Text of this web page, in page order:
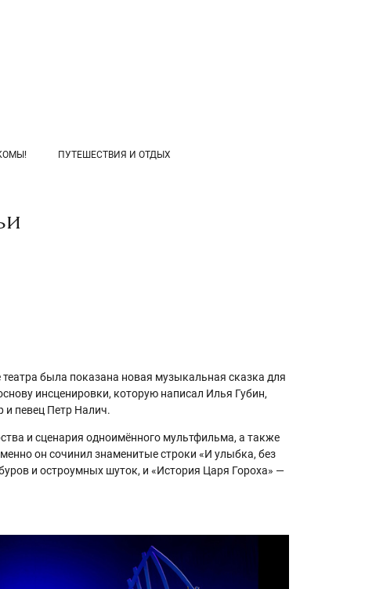
ПУТЕШЕСТВИЯ И ОТДЫХ
была показана новая музыкальная сказка для
инсценировки, которую написал Илья Губин,
и певец Петр Налич.
и сценария одноимённого мультфильма, а также
он сочинил знаменитые строки «И улыбка, без
и остроумных шуток, и «История Царя Гороха» —